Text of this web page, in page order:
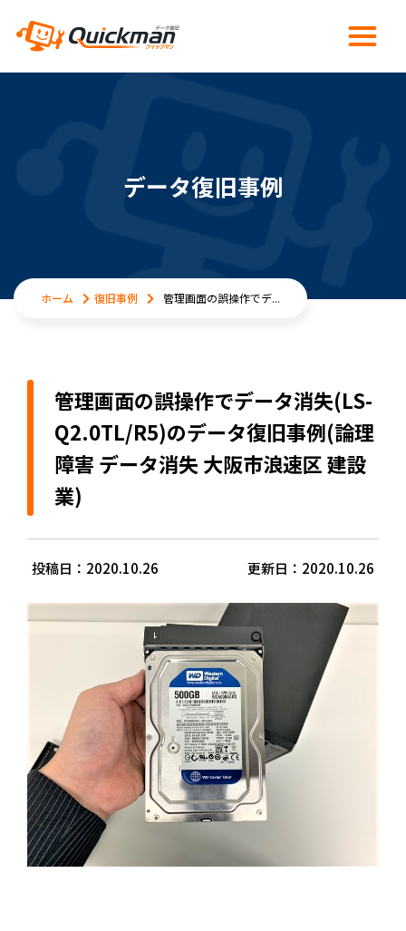
データ復旧事例
ホーム 復旧事例 管理画面の誤操作でデ...
管理画面の誤操作でデータ消失(LS-
Q2.0TL/R5)のデータ復旧事例(論理
障害 データ消失 大阪市浪速区 建設
業)
投稿日：2020.10.26 更新日：2020.10.26